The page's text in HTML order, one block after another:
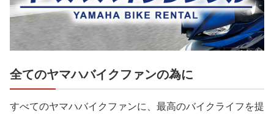
全てのヤマハバイクファンの為に
すべてのヤマハバイクファンに、最高のバイクライフを提